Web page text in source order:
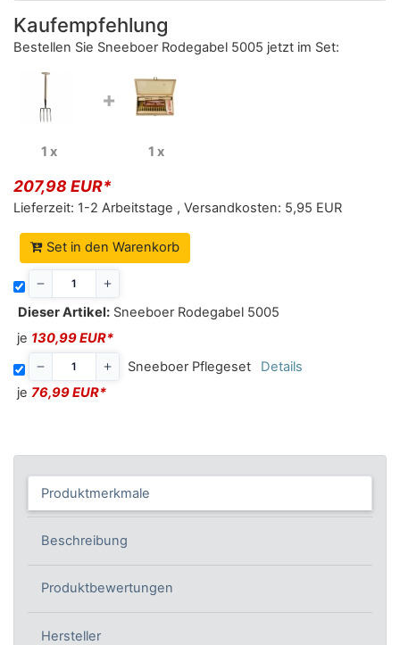
Kaufempfehlung
Bestellen Sie Sneeboer Rodegabel 5005 jetzt im Set:
+
1 x 1 x
207,98 EUR*
Lieferzeit: 1-2 Arbeitstage , Versandkosten: 5,95 EUR
Set in den Warenkorb
Dieser Artikel: Sneeboer Rodegabel 5005
je 130,99 EUR*
Sneeboer Pflegeset
Details
je 76,99 EUR*
Produktmerkmale
Beschreibung
Produktbewertungen
Hersteller